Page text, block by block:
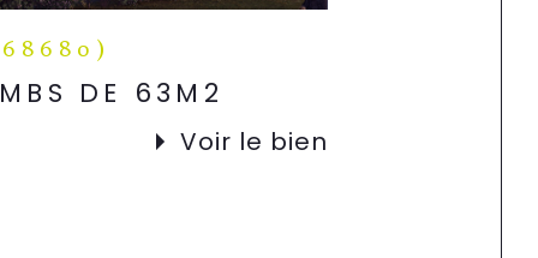
DE 63M2
Voir le bien